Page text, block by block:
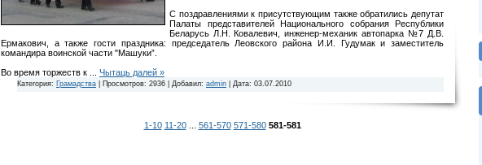
С поздравлениями к присутствующим также обратились депутат
Палаты представителей Национального собрания Республики
Беларусь Л.Н. Ковалевич, инженер-механик автопарка №7 Д.В.
Ермакович, а также гости праздника: председатель Леовского района И.И. Гудумак и заместитель
командира воинской части "Машуки”.
Во время торжеств к
Чытаць далей »
Категория: Грамадства Просмотров: 2936 Добавил: admin Дата: 03.07.2010
1-10 11-20 561-570 571-580 581-581